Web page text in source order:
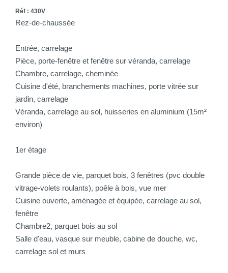
Réf : 430V
Rez-de-chaussée
Entrée, carrelage
Pièce, porte-fenêtre et fenêtre sur véranda, carrelage
Chambre, carrelage, cheminée
Cuisine d'été, branchements machines, porte vitrée sur
jardin, carrelage
Véranda, carrelage au sol, huisseries en aluminium (15m²
environ)
1er étage
Grande pièce de vie, parquet bois, 3 fenêtres (pvc double
vitrage-volets roulants), poêle à bois, vue mer
Cuisine ouverte, aménagée et équipée, carrelage au sol,
fenêtre
Chambre2, parquet bois au sol
Salle d'eau, vasque sur meuble, cabine de douche, wc,
carrelage sol et murs